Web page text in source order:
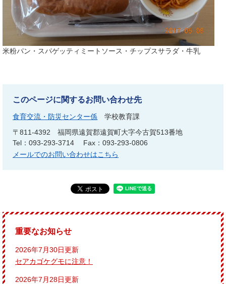
米粉パン・スパゲッティミートソース・チップスサラダ・牛乳
このページに関するお問い合わせ先
食育交流・防災センター係
学校教育課
〒811-4392
福岡県遠賀郡遠賀町大字今古賀513番地
Tel：093-293-3714
Fax：093-293-0806
メールでのお問い合わせはこちら
重要なお知らせ
2026年7月30日更新
セアカゴケグモに注意！
2026年7月28日更新